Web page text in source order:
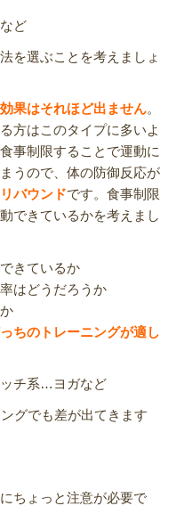
ど
を選ぶことを考えましょ
果はそれほど出ません。
方はこのタイプに多いよ
事制限することで運動に
うので、体の防御反応が
リバウンドです。食事制限
できているかを考えまし
きているか
はどうだろうか
ちのトレーニングが適し
チ系…ヨガなど
グでも差が出てきます
ちょっと注意が必要で